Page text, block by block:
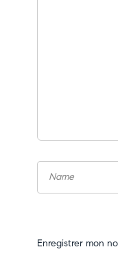
Enregistrer mon